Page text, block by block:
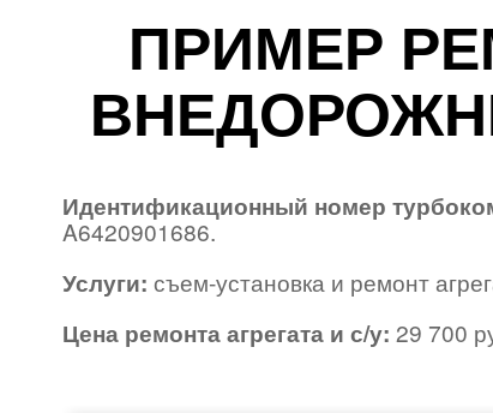
ПРИМЕР
Идентификационный номер
A6420901686.
Услуги: съем-установка и ремонт
Цена ремонта агрегата и с/у: 29 700